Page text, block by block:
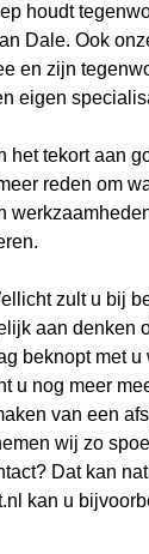
houdt
Dale. Ook
en zijn
eigen
het tekort aan
reden om
zult u bij
aan denken
beknopt met
u nog meer
van een
wij zo
Dat kan
kan u